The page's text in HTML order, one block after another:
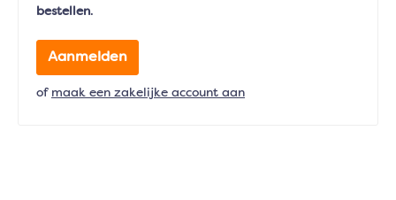
bestellen.
Aanmelden
of maak een zakelijke account aan